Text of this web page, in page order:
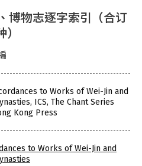
博物志逐字索引（合订
to Works of Wei-Jin and
ICS, The Chant Series
Kong Press
to Works of Wei-Jin and